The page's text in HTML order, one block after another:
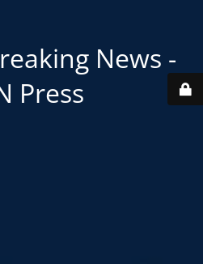
News -
Press